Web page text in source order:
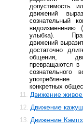
допустимость
движений
сознательный
видоизменению
улыбка).
движений
достаточно
общения,
превращаются в
употребление
конкретных
11. Движение
12. Движение
13. Движение